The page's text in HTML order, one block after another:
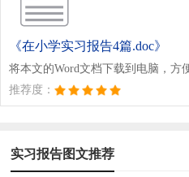
《在小学实习报告4篇.doc》
将本文的Word文档下载到电脑，方
推荐度：
实习报告图文推荐